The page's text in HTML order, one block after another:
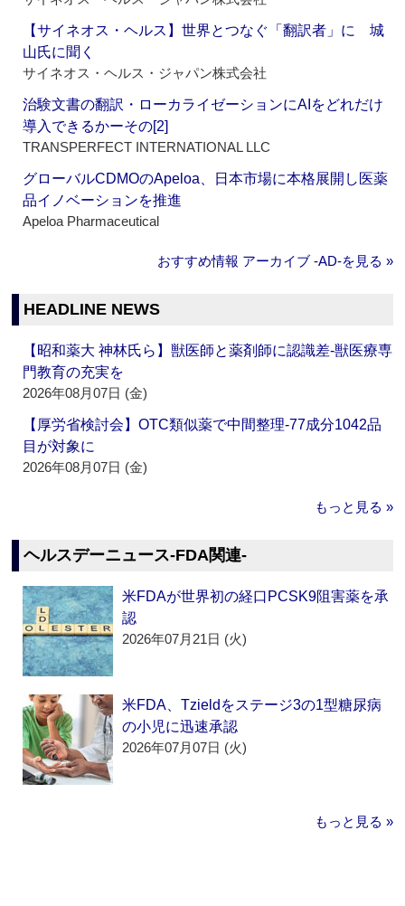
【サイネオス・ヘルス】世界とつなぐ「翻訳者」に 城
山氏に聞く
サイネオス・ヘルス・ジャパン株式会社
治験文書の翻訳・ローカライゼーションにAIをどれだけ
導入できるかーその[2]
TRANSPERFECT INTERNATIONAL LLC
グローバルCDMOのApeloa、日本市場に本格展開し医薬
品イノベーションを推進
Apeloa Pharmaceutical
おすすめ情報 アーカイブ ‐AD‐を見る »
HEADLINE NEWS
【昭和薬大 神林氏ら】獣医師と薬剤師に認識差‐獣医療専
門教育の充実を
2026年08月07日 (金)
【厚労省検討会】OTC類似薬で中間整理‐77成分1042品
目が対象に
2026年08月07日 (金)
もっと見る »
ヘルスデーニュース‐FDA関連‐
米FDAが世界初の経口PCSK9阻害薬を承
認
2026年07月21日 (火)
米FDA、Tzieldをステージ3の1型糖尿病
の小児に迅速承認
2026年07月07日 (火)
もっと見る »